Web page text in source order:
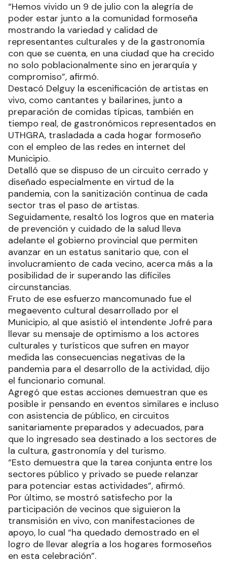
“Hemos vivido un 9 de julio con la alegría de
poder estar junto a la comunidad formoseña
mostrando la variedad y calidad de
representantes culturales y de la gastronomía
con que se cuenta, en una ciudad que ha crecido
no solo poblacionalmente sino en jerarquía y
compromiso”, afirmó.
Destacó Delguy la escenificación de artistas en
vivo, como cantantes y bailarines, junto a
preparación de comidas típicas, también en
tiempo real, de gastronómicos representados en
UTHGRA, trasladada a cada hogar formoseño
con el empleo de las redes en internet del
Municipio.
Detalló que se dispuso de un circuito cerrado y
diseñado especialmente en virtud de la
pandemia, con la sanitización continua de cada
sector tras el paso de artistas.
Seguidamente, resaltó los logros que en materia
de prevención y cuidado de la salud lleva
adelante el gobierno provincial que permiten
avanzar en un estatus sanitario que, con el
involucramiento de cada vecino, acerca más a la
posibilidad de ir superando las difíciles
circunstancias.
Fruto de ese esfuerzo mancomunado fue el
megaevento cultural desarrollado por el
Municipio, al que asistió el intendente Jofré para
llevar su mensaje de optimismo a los actores
culturales y turísticos que sufren en mayor
medida las consecuencias negativas de la
pandemia para el desarrollo de la actividad, dijo
el funcionario comunal.
Agregó que estas acciones demuestran que es
posible ir pensando en eventos similares e incluso
con asistencia de público, en circuitos
sanitariamente preparados y adecuados, para
que lo ingresado sea destinado a los sectores de
la cultura, gastronomía y del turismo.
“Esto demuestra que la tarea conjunta entre los
sectores público y privado se puede relanzar
para potenciar estas actividades”, afirmó.
Por último, se mostró satisfecho por la
participación de vecinos que siguieron la
transmisión en vivo, con manifestaciones de
apoyo, lo cual “ha quedado demostrado en el
logro de llevar alegría a los hogares formoseños
en esta celebración”.